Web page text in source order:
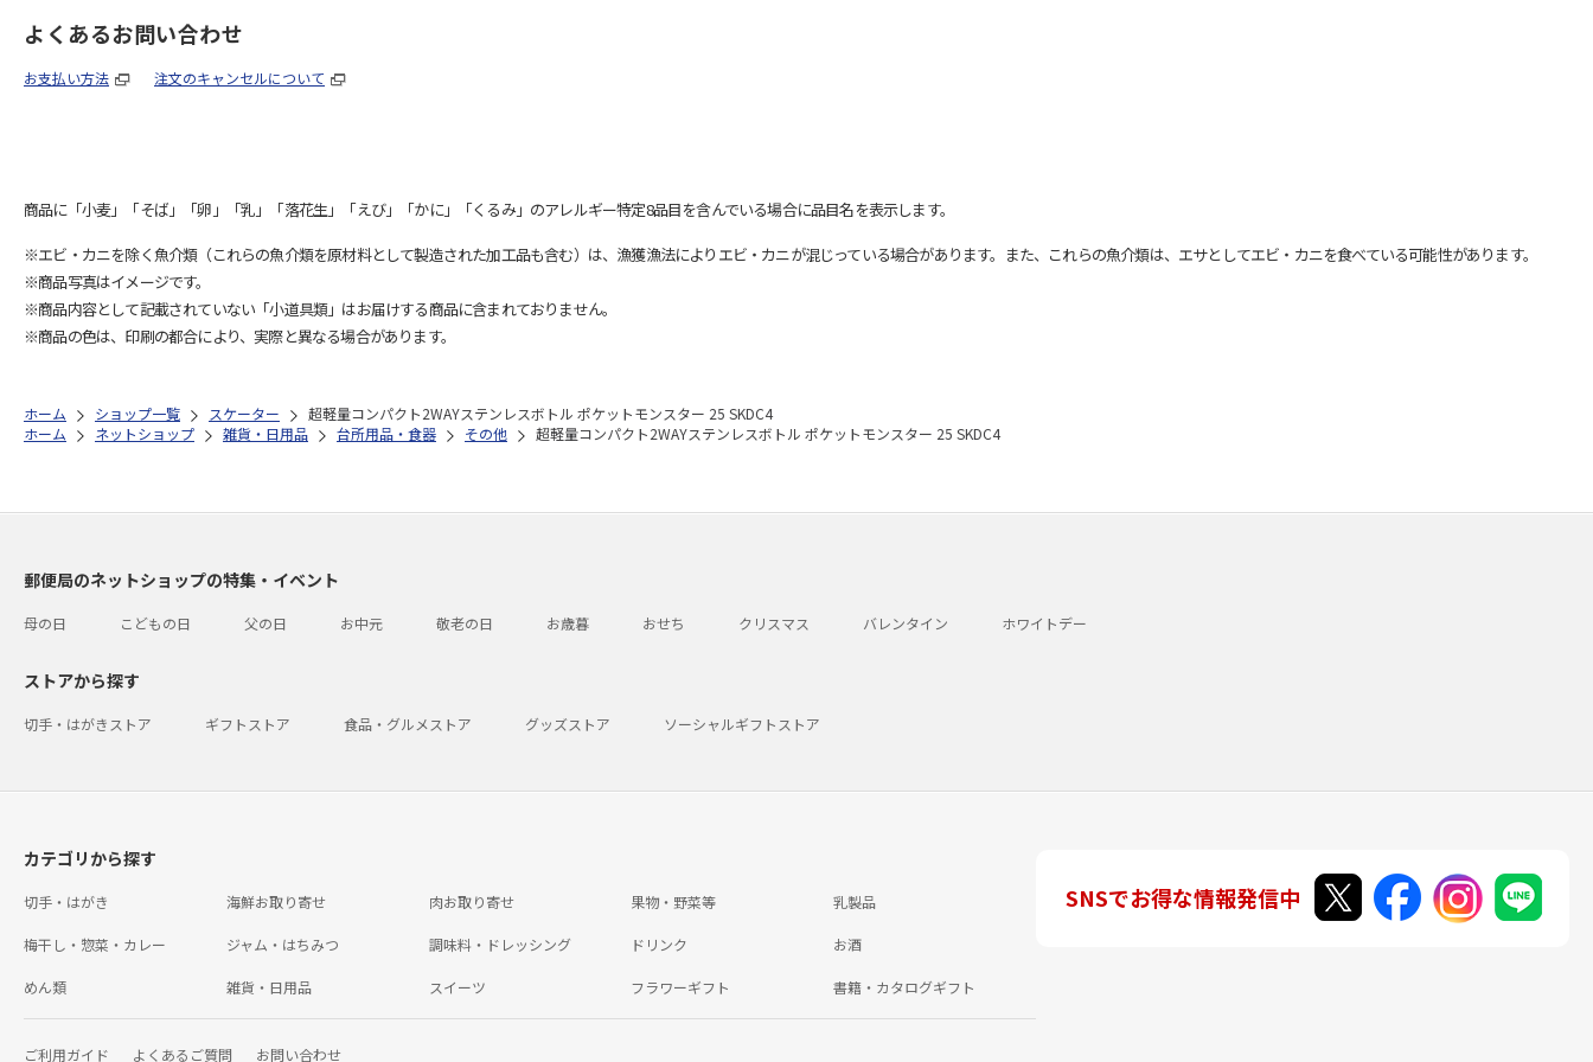
よくあるお問い合わせ
お支払い方法 注文のキャンセルについて
商品に「小麦」「そば」「卵」「乳」「落花生」「えび」「かに」「くるみ」のアレルギー特定8品目を含んでいる場合に品目名を表示します。
※エビ・カニを除く魚介類（これらの魚介類を原材料として製造された加工品も含む）は、漁獲漁法によりエビ・カニが混じっている場合があります。また、これらの魚介類は、エサとしてエビ・カニを食べている可能性があります。
※商品写真はイメージです。
※商品内容として記載されていない「小道具類」はお届けする商品に含まれておりません。
※商品の色は、印刷の都合により、実際と異なる場合があります。
ホーム ショップ一覧 スケーター
超軽量コンパクト2WAYステンレスボトル ポケットモンスター 25 SKDC4
ホーム
ネットショップ 雑貨・日用品 台所用品・食器 その他 超軽量コンパクト2WAYステンレスボトル ポケットモンスター 25 SKDC4
郵便局のネットショップの特集・イベント
母の日 こどもの日 父の日 お中元 敬老の日 お歳暮 おせち クリスマス バレンタイン ホワイトデー
ストアから探す
切手・はがきストア ギフトストア 食品・グルメストア グッズストア ソーシャルギフトストア
カテゴリから探す
切手・はがき 海鮮お取り寄せ 肉お取り寄せ 果物・野菜等 乳製品
梅干し・惣菜・カレー ジャム・はちみつ 調味料・ドレッシング ドリンク お酒
めん類 雑貨・日用品 スイーツ フラワーギフト 書籍・カタログギフト
ご利用ガイド よくあるご質問 お問い合わせ
SNSでお得な情報発信中